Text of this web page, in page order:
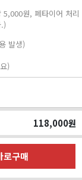
5,000원, 폐타이어 처리
발생)
)
118,000원